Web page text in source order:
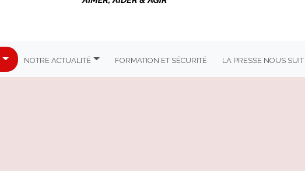
Notre actualité Formation et Sécurité La Presse Nous Suit